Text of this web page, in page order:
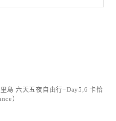
島 六天五夜自由行–Day5,6 卡恰
）